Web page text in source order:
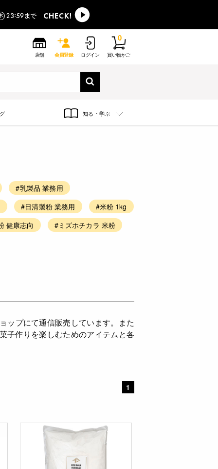
店舗 会員登録 ログイン 買い物かご
0
知る・学ぶ
#乳製品 業務用
#日清製粉 業務用
#米粉 1kg
健康志向
#ミズホチカラ 米粉
ップにて通信販売しています。また
子作りを楽しむためのアイテムと各
1